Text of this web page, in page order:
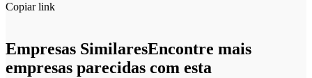
Copiar link
Empresas SimilaresEncontre mais
empresas parecidas com esta